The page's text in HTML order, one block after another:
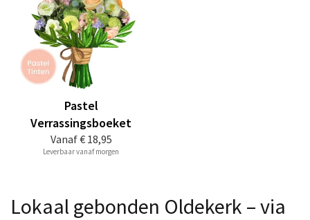
Vanaf€ 18,95
Pastel
Verrassingsboeket
Leverbaar vanaf morgen
Lokaal gebonden Oldekerk – via